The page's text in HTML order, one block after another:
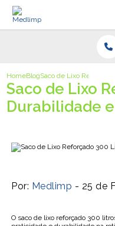
HomeBlogSaco de Lixo
Saco de Lixo
Durabilidade
Por: Medlimp - 25 de
O saco de lixo reforçado 300